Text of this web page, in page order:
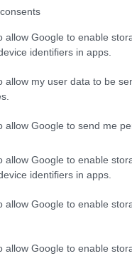
allow Google to enable
identifiers in apps.
allow my user data to be
allow Google to send me
allow Google to enable
identifiers in apps.
allow Google to enable
allow Google to enable
rotazione del
delle venue e
come le
e promozioni,
e operatori
contratto al
di
visti o
carnet ATA